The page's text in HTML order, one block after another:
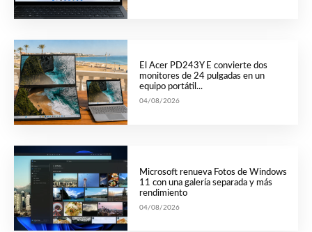
El Acer PD243Y E convierte dos
monitores de 24 pulgadas en un
equipo portátil...
04/08/2026
Microsoft renueva Fotos de Windows
11 con una galería separada y más
rendimiento
04/08/2026